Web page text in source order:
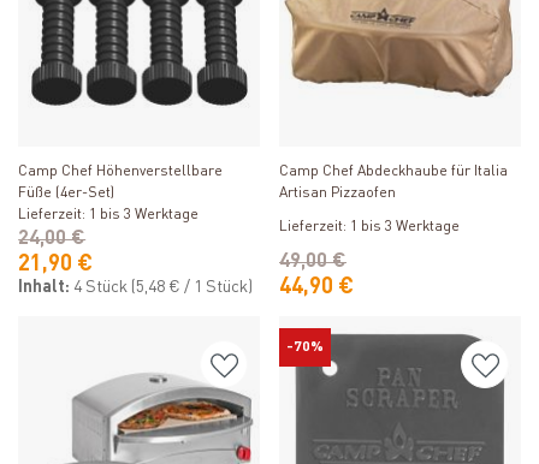
Camp Chef Höhenverstellbare
Füße (4er-Set)
Lieferzeit: 1 bis 3 Werktage
21,90 €
24,00 €
Inhalt: 4 Stück (5,48 € / 1 Stück)
Camp Chef Abdeckhaube für Italia
Artisan Pizzaofen
Lieferzeit: 1 bis 3 Werktage
44,90 €
49,00 €
-70%